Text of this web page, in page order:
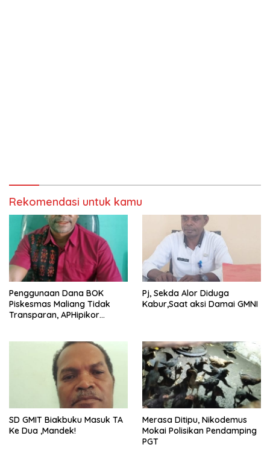
Rekomendasi untuk kamu
Penggunaan Dana BOK
Piskesmas Maliang Tidak
Transparan, APHipikor
Pj, Sekda Alor Diduga
Kabur,Saat aksi Damai GMNI
SD GMIT Biakbuku Masuk TA
Ke Dua ,Mandek!
Merasa Ditipu, Nikodemus
Mokai Polisikan Pendamping
PGT